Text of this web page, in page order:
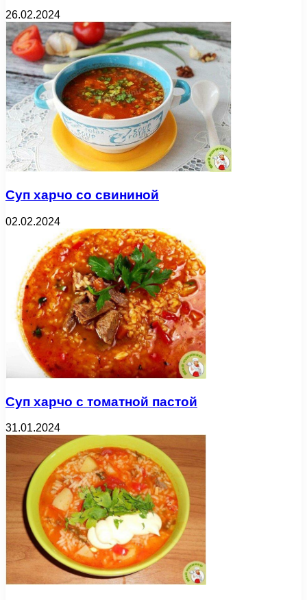
26.02.2024
Суп харчо со свининой
02.02.2024
Суп харчо с томатной пастой
31.01.2024